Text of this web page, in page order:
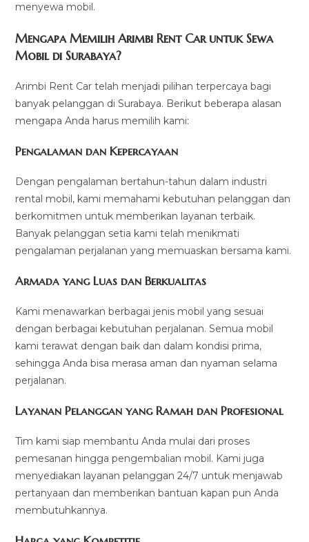
menyewa mobil.
Mengapa Memilih Arimbi Rent Car untuk Sewa
Mobil di Surabaya?
Arimbi Rent Car telah menjadi pilihan terpercaya bagi
banyak pelanggan di Surabaya. Berikut beberapa alasan
mengapa Anda harus memilih kami:
Pengalaman dan Kepercayaan
Dengan pengalaman bertahun-tahun dalam industri
rental mobil, kami memahami kebutuhan pelanggan dan
berkomitmen untuk memberikan layanan terbaik.
Banyak pelanggan setia kami telah menikmati
pengalaman perjalanan yang memuaskan bersama kami.
Armada yang Luas dan Berkualitas
Kami menawarkan berbagai jenis mobil yang sesuai
dengan berbagai kebutuhan perjalanan. Semua mobil
kami terawat dengan baik dan dalam kondisi prima,
sehingga Anda bisa merasa aman dan nyaman selama
perjalanan.
Layanan Pelanggan yang Ramah dan Profesional
Tim kami siap membantu Anda mulai dari proses
pemesanan hingga pengembalian mobil. Kami juga
menyediakan layanan pelanggan 24/7 untuk menjawab
pertanyaan dan memberikan bantuan kapan pun Anda
membutuhkannya.